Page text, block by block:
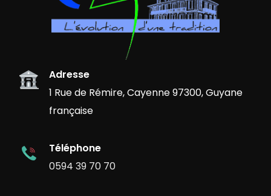
Adresse
1 Rue de Rémire, Cayenne 97300, Guyane
française
Téléphone
0594 39 70 70